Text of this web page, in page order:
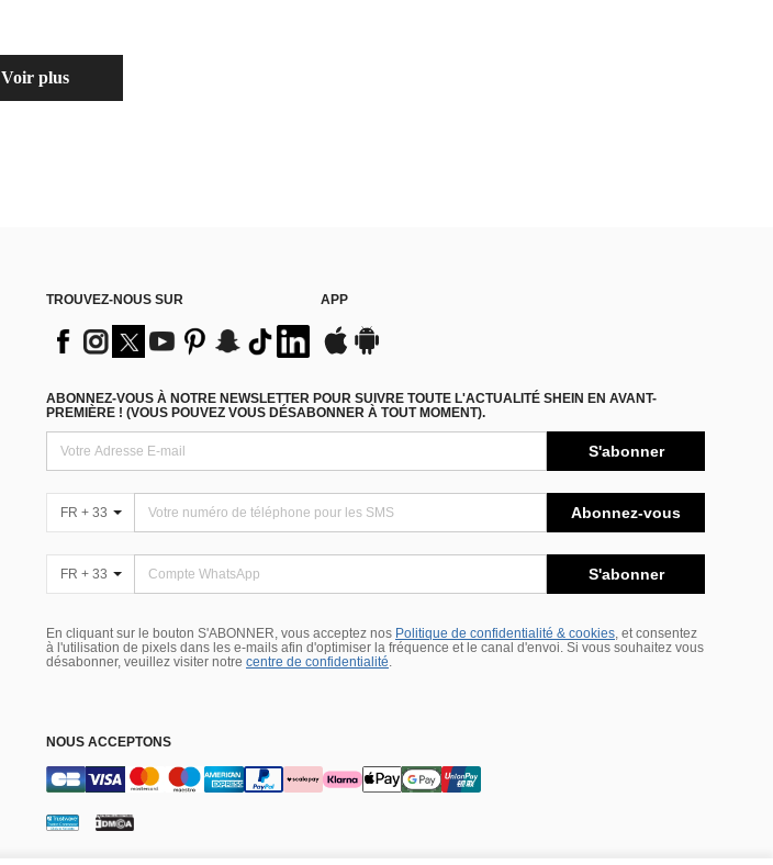
Voir plus
TROUVEZ-NOUS SUR APP
ABONNEZ-VOUS À NOTRE NEWSLETTER POUR SUIVRE TOUTE L'ACTUALITÉ SHEIN EN AVANT-
PREMIÈRE ! (VOUS POUVEZ VOUS DÉSABONNER À TOUT MOMENT).
S'abonner
FR + 33 Abonnez-vous
FR + 33 S'abonner
En cliquant sur le bouton S'ABONNER, vous acceptez nos Politique de confidentialité & cookies, et consentez
à l'utilisation de pixels dans les e-mails afin d'optimiser la fréquence et le canal d'envoi. Si vous souhaitez vous
désabonner, veuillez visiter notre centre de confidentialité.
NOUS ACCEPTONS